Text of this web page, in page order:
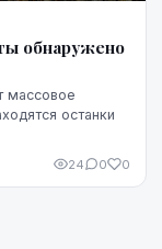
обнаружено
массовое
останки
24 0 0